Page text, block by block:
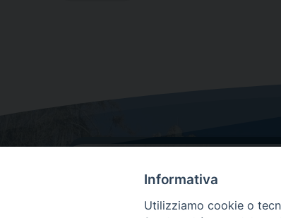
Informativa
Utilizziamo cookie o